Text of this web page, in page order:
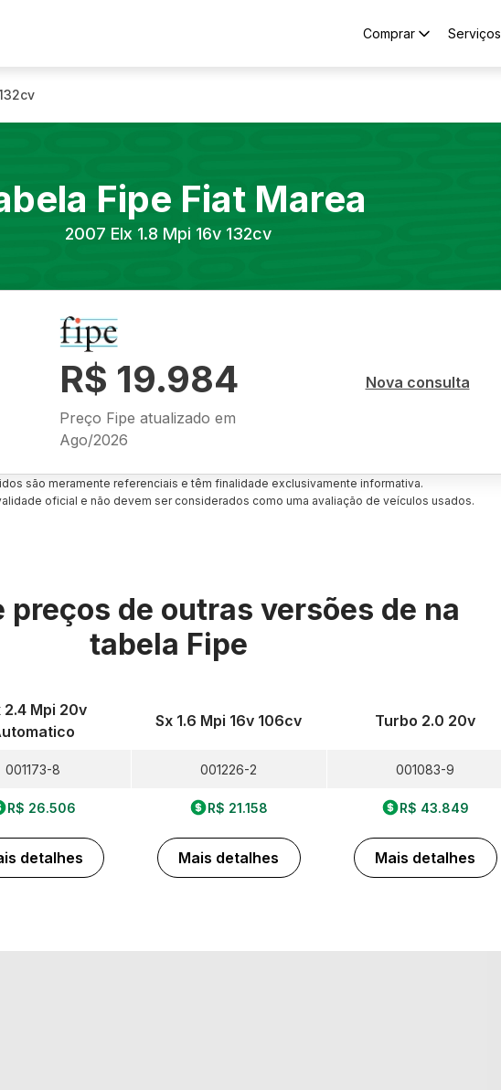
Comprar Serviços
Fipe Fiat Marea
2007 Elx 1.8 Mpi 16v 132cv
R$ 19.984
Preço Fipe atualizado em
Ago/2026
Nova consulta
são meramente referenciais e têm finalidade exclusivamente informativa.
oficial e não devem ser considerados como uma avaliação de veículos usados.
preços de outras versões de na
tabela Fipe
2.4 Mpi 20v
001173-8
R$ 26.506
detalhes
Sx 1.6 Mpi 16v 106cv
001226-2
R$ 21.158
Mais detalhes
Turbo 2.0 20v
001083-9
R$ 43.849
Mais detalhes